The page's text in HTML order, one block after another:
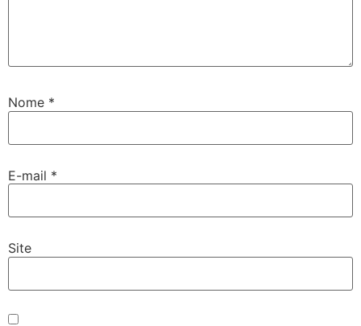
Nome *
E-mail *
Site